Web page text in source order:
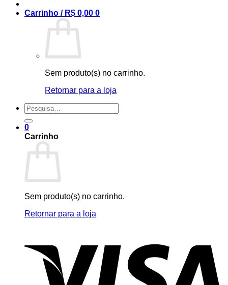
Carrinho / R$ 0,00 0
Sem produto(s) no carrinho.
Retornar para a loja
Pesquisar
por:
0
Carrinho
Sem produto(s) no carrinho.
Retornar para a loja